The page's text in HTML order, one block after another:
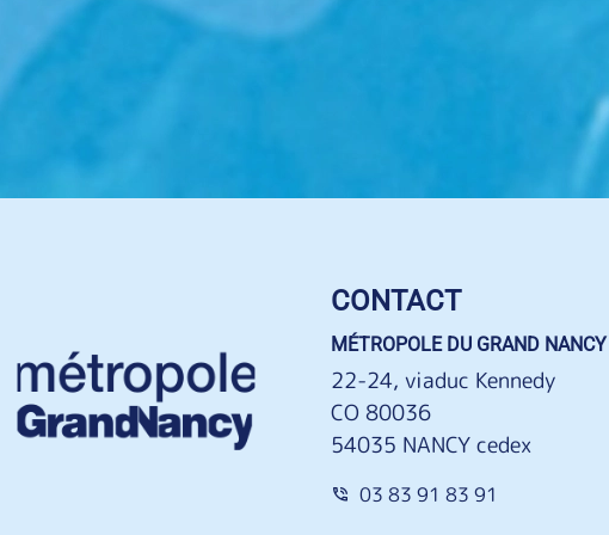
CONTACT
MÉTROPOLE DU GRAND NANCY
22-24, viaduc Kennedy
CO 80036
54035 NANCY cedex
03 83 91 83 91